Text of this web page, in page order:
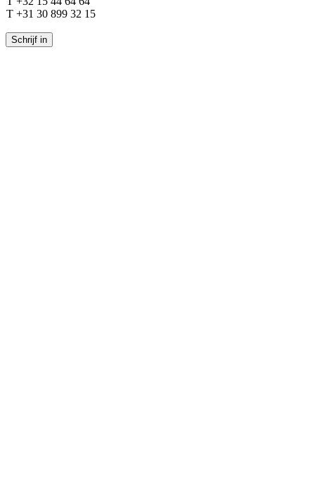
T +31 30 899 32 15
Schrijf in